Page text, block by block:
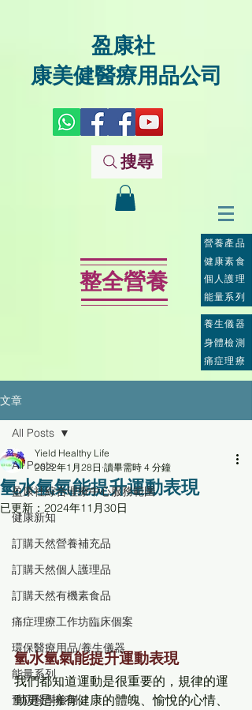
盈康社
康美健醫療用品公司
搜尋
整全營養
營養產品
個人護理
能量系列
健康素食
養生儀器
身體檢測
痛症理療
文章
All Posts
盈康社綜合理療中心服務範圍
健康新知
訂購天然營養補充品
訂購天然個人護理品
訂購天然有機素食品
痛症理療工作坊臨床個案
環保醫療用品/養生儀器
能量系列
預防醫學檢測
All Posts
氫水氫氣能提升運動表現
Yield Healthy Life
2022年1月28日 讀畢需時 4 分鐘
已更新： 2024年11月30日
氫水氫氣能提升運動表現
我們都知道運動是很重要的，規律的運
動更是擁有健康的體魄、愉悅的心情、